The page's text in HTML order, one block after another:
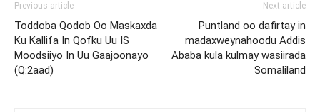
Previous article
Toddoba Qodob Oo Maskaxda
Ku Kallifa In Qofku Uu IS
Moodsiiyo In Uu Gaajoonayo
(Q:2aad)
Next article
Puntland oo dafirtay in
madaxweynahoodu Addis
Ababa kula kulmay wasiirada
Somaliland